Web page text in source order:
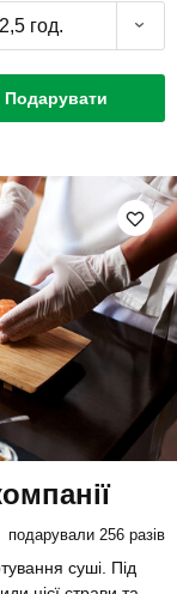
2,5 год.
Подарувати
подарували 256 разів
суші. Під